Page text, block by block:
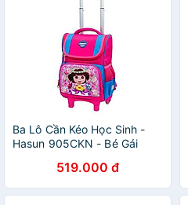
Ba Lô Cần Kéo Học Sinh -
Hasun 905CKN - Bé Gái
519.000 đ